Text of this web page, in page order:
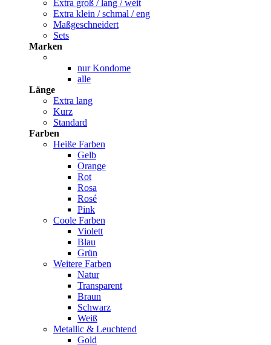
Extra groß / lang / weit
Extra klein / schmal / eng
Maßgeschneidert
Sets
Marken
nur Kondome
alle
Länge
Extra lang
Kurz
Standard
Farben
Heiße Farben
Gelb
Orange
Rot
Rosa
Rosé
Pink
Coole Farben
Violett
Blau
Grün
Weitere Farben
Natur
Transparent
Braun
Schwarz
Weiß
Metallic & Leuchtend
Gold